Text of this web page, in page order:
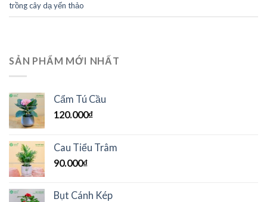
trồng cây dạ yến thảo
SẢN PHẨM MỚI NHẤT
Cẩm Tú Cầu
120.000₫
Cau Tiểu Trâm
90.000₫
Bụt Cánh Kép